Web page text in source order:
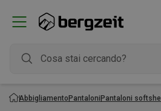
AbbigliamentoPantaloniPantaloni softshell